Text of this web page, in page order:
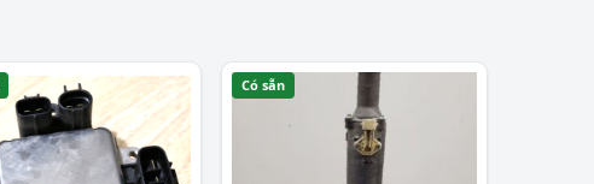
Có sẵn